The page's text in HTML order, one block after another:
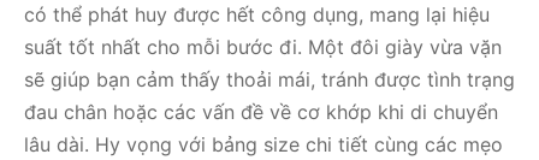
có thể phát huy được hết công dụng, mang lại hiệu
suất tốt nhất cho mỗi bước đi. Một đôi giày vừa vặn
sẽ giúp bạn cảm thấy thoải mái, tránh được tình trạng
đau chân hoặc các vấn đề về cơ khớp khi di chuyển
lâu dài. Hy vọng với bảng size chi tiết cùng các mẹo